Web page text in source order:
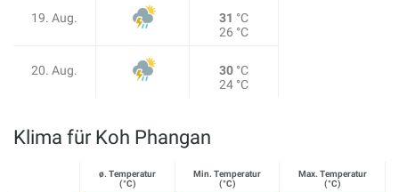
19. Aug. 31 °C
26 °C
20. Aug. 30 °C
24 °C
Klima für Koh Phangan
ø. Temperatur
(°C)
Min. Temperatur
(°C)
Max. Temperatur
(°C)